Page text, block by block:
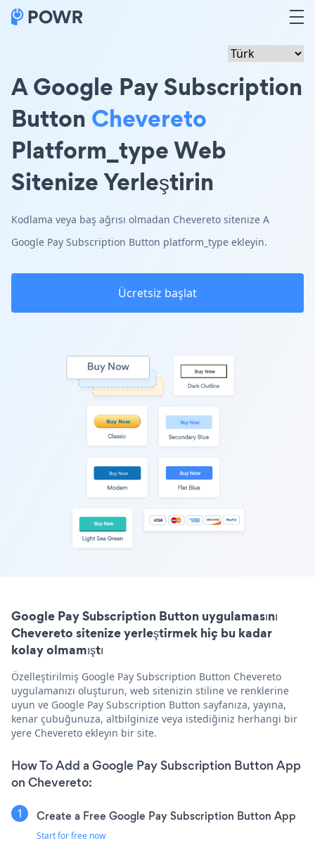
A Google Pay Subscription
Button Chevereto
Platform_type Web
Sitenize Yerleştirin
Kodlama veya baş ağrısı olmadan Chevereto sitenize A
Google Pay Subscription Button platform_type ekleyin.
Ücretsiz başlat
Google Pay Subscription Button uygulamasını
Chevereto sitenize yerleştirmek hiç bu kadar
kolay olmamıştı
Özelleştirilmiş Google Pay Subscription Button Chevereto
uygulamanızı oluşturun, web sitenizin stiline ve renklerine
uyun ve Google Pay Subscription Button sayfanıza, yayına,
kenar çubuğunuza, altbilginize veya istediğiniz herhangi bir
yere Chevereto ekleyin bir site.
How To Add a Google Pay Subscription Button App
on Chevereto:
Create a Free Google Pay Subscription Button App
Start for free now